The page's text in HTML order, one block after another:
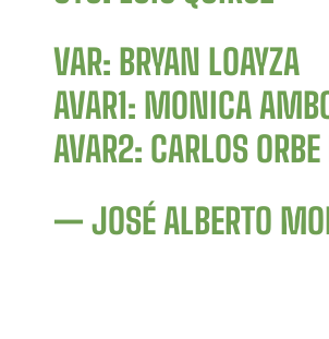
VAR: BRYAN LOAYZA
AVAR1: MONICA
AVAR2: CARLOS ORBE
— JOSÉ ALBERTO